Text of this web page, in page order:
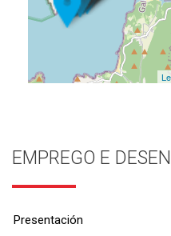
EMPREGO E
Presentación